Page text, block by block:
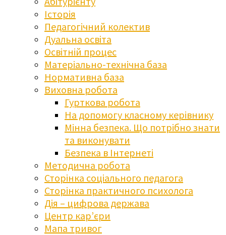
Історія
Педагогічний колектив
Дуальна освіта
Освітній процес
Матеріально-технічна база
Нормативна база
Виховна робота
Гурткова робота
На допомогу класному керівнику
Мінна безпека. Що потрібно знати
та виконувати
Безпека в Інтернеті
Методична робота
Сторінка соціального педагога
Сторінка практичного психолога
Дія – цифрова держава
Центр кар’єри
Мапа тривог